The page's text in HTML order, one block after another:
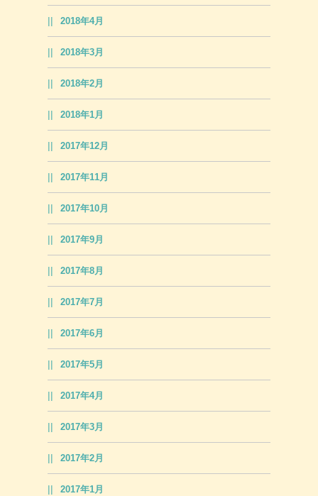
2018年4月
2018年3月
2018年2月
2018年1月
2017年12月
2017年11月
2017年10月
2017年9月
2017年8月
2017年7月
2017年6月
2017年5月
2017年4月
2017年3月
2017年2月
2017年1月